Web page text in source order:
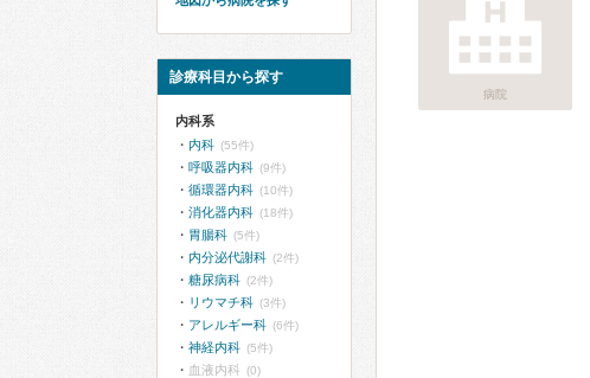
病院
診療科目から探す
内科系
内科 (55件)
呼吸器内科 (9件)
循環器内科 (10件)
消化器内科 (18件)
胃腸科 (5件)
内分泌代謝科 (2件)
糖尿病科 (2件)
リウマチ科 (3件)
アレルギー科 (6件)
神経内科 (5件)
血液内科 (0)